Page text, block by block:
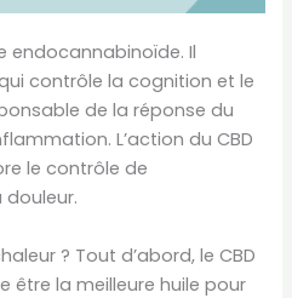
endocannabinoïde. Il
contrôle la cognition et le
de la réponse du
L’action du CBD
le contrôle de
douleur.
? Tout d’abord, le CBD
être la meilleure huile pour